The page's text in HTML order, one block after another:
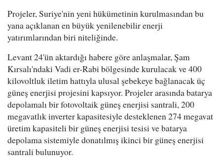
Projeler, Suriye'nin yeni hükümetinin kurulmasından bu
yana açıklanan en büyük yenilenebilir enerji
yatırımlarından biri niteliğinde.
Levant 24'ün aktardığı habere göre anlaşmalar, Şam
Kırsalı'ndaki Vadi er-Rabi bölgesinde kurulacak ve 400
kilovoltluk iletim hattıyla ulusal şebekeye bağlanacak üç
güneş enerjisi projesini kapsıyor. Projeler arasında batarya
depolamalı bir fotovoltaik güneş enerjisi santrali, 200
megavatlık inverter kapasitesiyle desteklenen 274 megavat
üretim kapasiteli bir güneş enerjisi tesisi ve batarya
depolama sistemiyle donatılmış ikinci bir güneş enerjisi
santrali bulunuyor.